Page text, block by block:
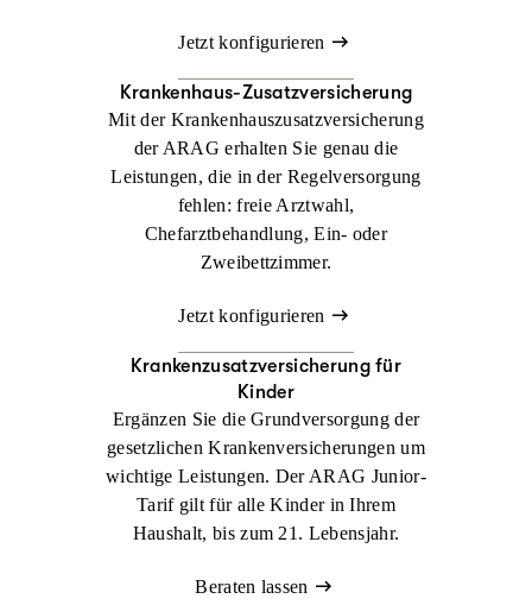
Jetzt konfigurieren
Krankenhaus-Zusatzversicherung
Mit der Krankenhauszusatzversicherung
der ARAG erhalten Sie genau die
Leistungen, die in der Regelversorgung
fehlen: freie Arztwahl,
Chefarztbehandlung, Ein- oder
Zweibettzimmer.
Jetzt konfigurieren
Krankenzusatz­versicherung für
Kinder
Ergänzen Sie die Grundversorgung der
gesetzlichen Krankenversicherungen um
wichtige Leistungen. Der ARAG Junior-
Tarif gilt für alle Kinder in Ihrem
Haushalt, bis zum 21. Lebensjahr.
Beraten lassen